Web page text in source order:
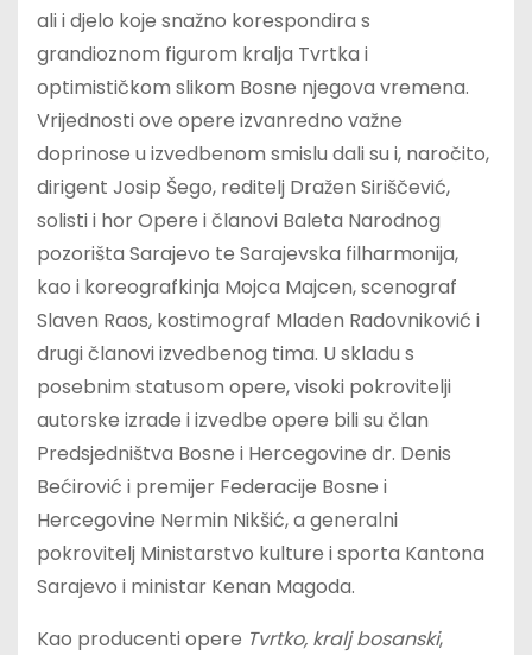
ali i djelo koje snažno korespondira s
grandioznom figurom kralja Tvrtka i
optimističkom slikom Bosne njegova vremena.
Vrijednosti ove opere izvanredno važne
doprinose u izvedbenom smislu dali su i, naročito,
dirigent Josip Šego, reditelj Dražen Siriščević,
solisti i hor Opere i članovi Baleta Narodnog
pozorišta Sarajevo te Sarajevska filharmonija,
kao i koreografkinja Mojca Majcen, scenograf
Slaven Raos, kostimograf Mladen Radovniković i
drugi članovi izvedbenog tima. U skladu s
posebnim statusom opere, visoki pokrovitelji
autorske izrade i izvedbe opere bili su član
Predsjedništva Bosne i Hercegovine dr. Denis
Bećirović i premijer Federacije Bosne i
Hercegovine Nermin Nikšić, a generalni
pokrovitelj Ministarstvo kulture i sporta Kantona
Sarajevo i ministar Kenan Magoda.
Kao producenti opere Tvrtko, kralj bosanski,